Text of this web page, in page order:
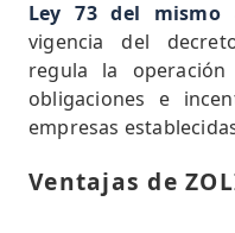
Ley 73 del mismo
vigencia del
regula la
obligaciones e
empresas
Ventajas de